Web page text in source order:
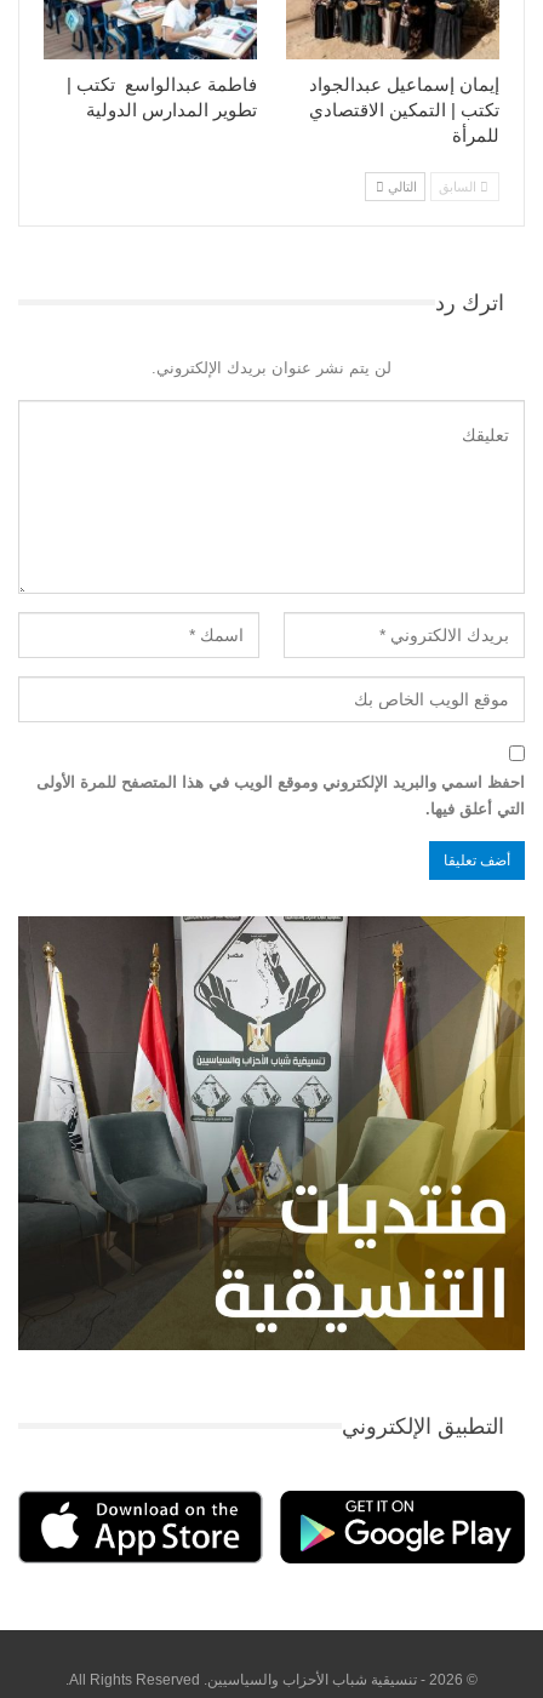
فاطمة عبدالواسع تكتب |
تطوير المدارس الدولية
إيمان إسماعيل عبدالجواد
تكتب | التمكين الاقتصادي
للمرأة
السابق التالي
اترك رد
لن يتم نشر عنوان بريدك الإلكتروني.
احفظ اسمي والبريد الإلكتروني وموقع الويب في هذا المتصفح للمرة الأولى
التي أعلق فيها.
التطبيق الإلكتروني
© 2026 - تنسيقية شباب الأحزاب والسياسيين. All Rights Reserved.